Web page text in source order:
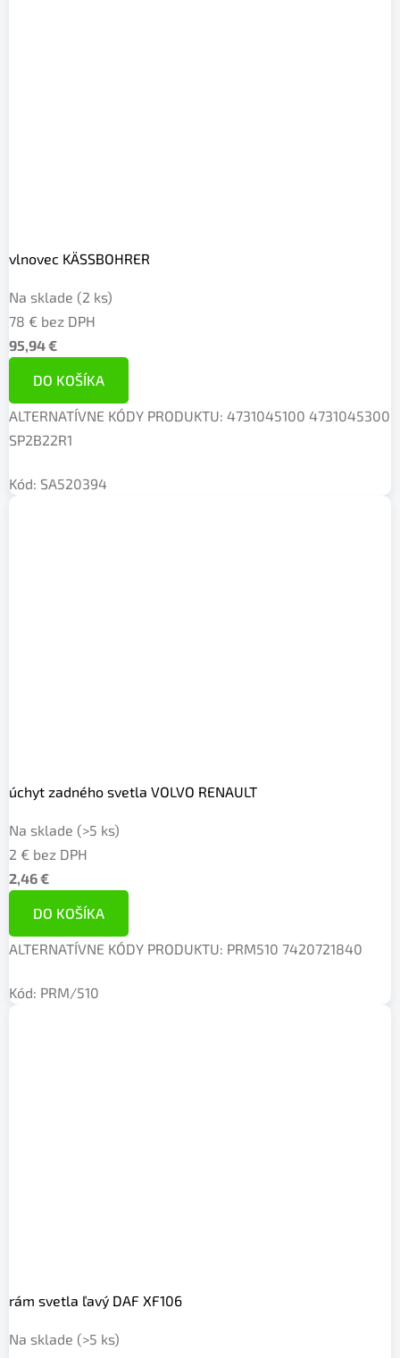
vlnovec KÄSSBOHRER
Na sklade (2 ks)
78 € bez DPH
95,94 €
DO KOŠÍKA
ALTERNATÍVNE KÓDY PRODUKTU: 4731045100 4731045300
SP2B22R1
Kód: SA520394
úchyt zadného svetla VOLVO RENAULT
Na sklade (>5 ks)
2 € bez DPH
2,46 €
DO KOŠÍKA
ALTERNATÍVNE KÓDY PRODUKTU: PRM510 7420721840
Kód: PRM/510
rám svetla ľavý DAF XF106
Na sklade (>5 ks)